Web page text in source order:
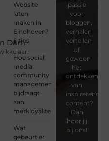
Dam
Website
laten
maken in
Eindhoven?
5 tips
Hoe social
media
community
management
bijdraagt
aan
merkloyaliteit
Wat
gebeurt er
passie
voor
bloggen,
verhalen
vertellen
of
gewoon
het
ontdekken
van
inspirerende
content?
Dan
hoor jij
bij ons!